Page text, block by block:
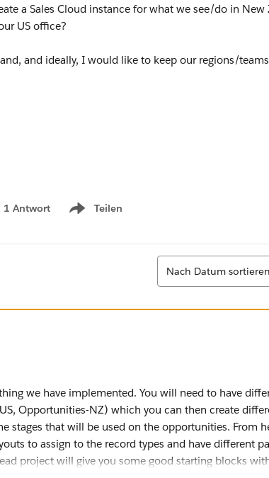
a Sales Cloud instance for what we see/do in New
US office?
and ideally, I would like to keep our regions/teams
1 Antwort Teilen
Show menu
Sortieren
Nach Datum sortieren
we have implemented. You will need to have
Opportunities-NZ) which you can then create
stages that will be used on the opportunities. From
to assign to the record types and have different
project will give you some good starting blocks